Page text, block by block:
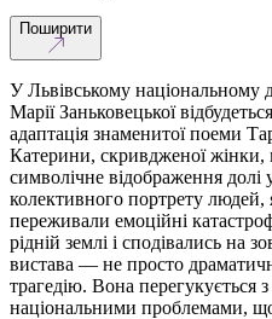
Поширити
У Львівському національному
Марії Заньковецької
адаптація знаменитої поеми
Катерини, скривдженої жінки,
символічне відображення
колективного портрету людей,
переживали емоційні
рідній землі і сподівались на
вистава — не просто
трагедію. Вона перегукується
національними проблемами,